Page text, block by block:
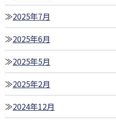
2025年7月
2025年6月
2025年5月
2025年2月
2024年12月